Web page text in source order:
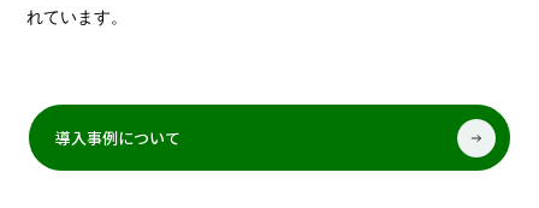
れています。
導入事例について